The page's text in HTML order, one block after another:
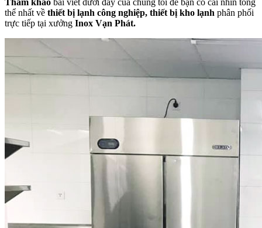
Tham khảo bài viết dưới đây của chúng tôi để bạn có cái nhìn tổng
thể nhất về thiết bị lạnh công nghiệp, thiết bị kho lạnh phân phối
trực tiếp tại xưởng Inox Vạn Phát.